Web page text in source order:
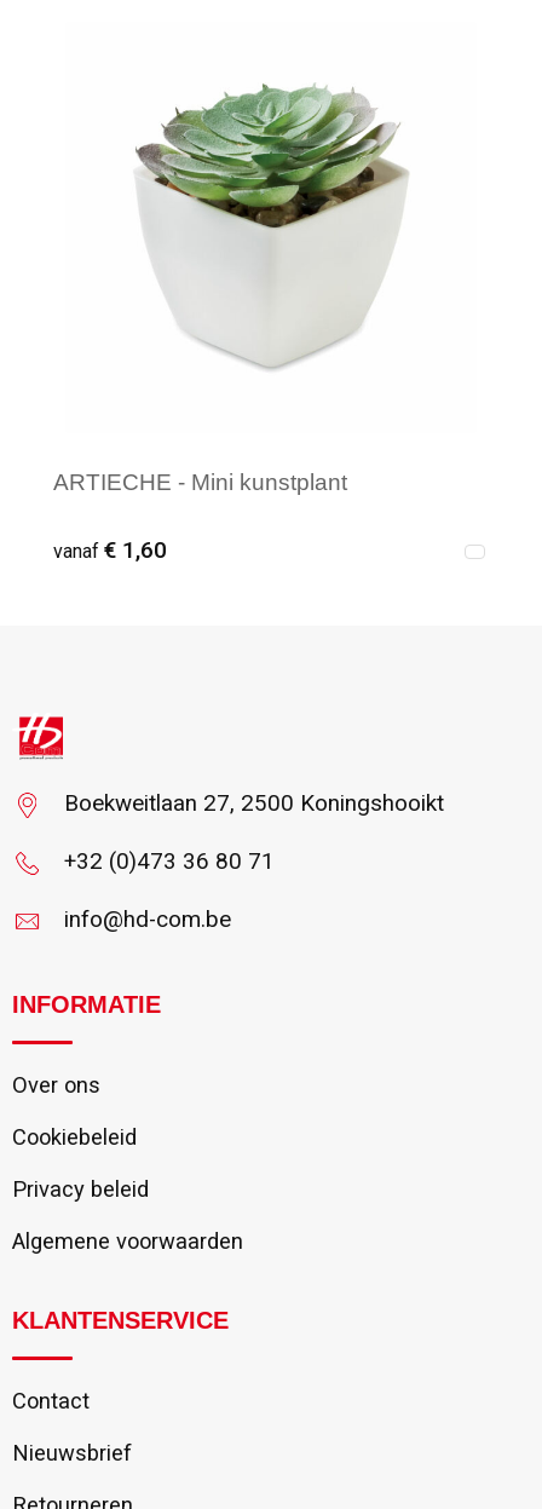
ARTIECHE - Mini kunstplant
vanaf € 1,60
Boekweitlaan 27, 2500 Koningshooikt
+32 (0)473 36 80 71
info@hd-com.be
INFORMATIE
Over ons
Cookiebeleid
Privacy beleid
Algemene voorwaarden
KLANTENSERVICE
Contact
Nieuwsbrief